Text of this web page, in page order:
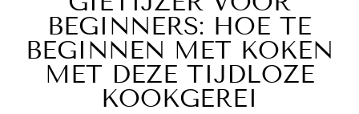
BEGINNERS: HOE TE
BEGINNEN MET KOKEN
MET DEZE TIJDLOZE
KOOKGEREI